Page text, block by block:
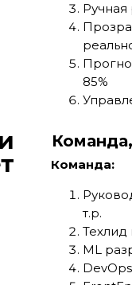
Ручная
85%
Команда:
т.р.
Техлид
ML